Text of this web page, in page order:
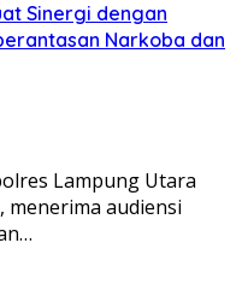
Sinergi dengan
Narkoba dan
Lampung Utara
menerima audiensi